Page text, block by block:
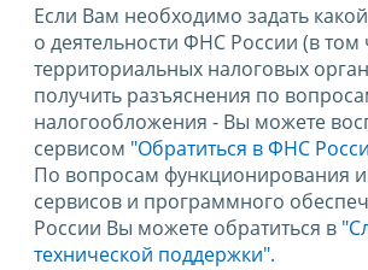
Если Вам необходимо задать
о деятельности ФНС России (в том
территориальных налоговых
получить разъяснения по
налогообложения - Вы можете
сервисом "Обратиться в ФНС
По вопросам функционирования
сервисов и программного
России Вы можете обратиться в
технической поддержки".